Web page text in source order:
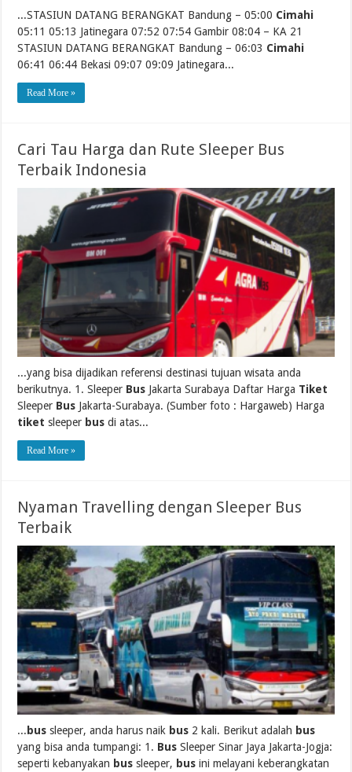
...STASIUN DATANG BERANGKAT Bandung – 05:00 Cimahi
05:11 05:13 Jatinegara 07:52 07:54 Gambir 08:04 – KA 21
STASIUN DATANG BERANGKAT Bandung – 06:03 Cimahi
06:41 06:44 Bekasi 09:07 09:09 Jatinegara...
Read More »
Cari Tau Harga dan Rute Sleeper Bus
Terbaik Indonesia
...yang bisa dijadikan referensi destinasi tujuan wisata anda
berikutnya. 1. Sleeper Bus Jakarta Surabaya Daftar Harga Tiket
Sleeper Bus Jakarta-Surabaya. (Sumber foto : Hargaweb) Harga
tiket sleeper bus di atas...
Read More »
Nyaman Travelling dengan Sleeper Bus
Terbaik
... bus sleeper, anda harus naik bus 2 kali. Berikut adalah bus
yang bisa anda tumpangi: 1. Bus Sleeper Sinar Jaya Jakarta-Jogja:
seperti kebanyakan bus sleeper, bus ini melayani keberangkatan